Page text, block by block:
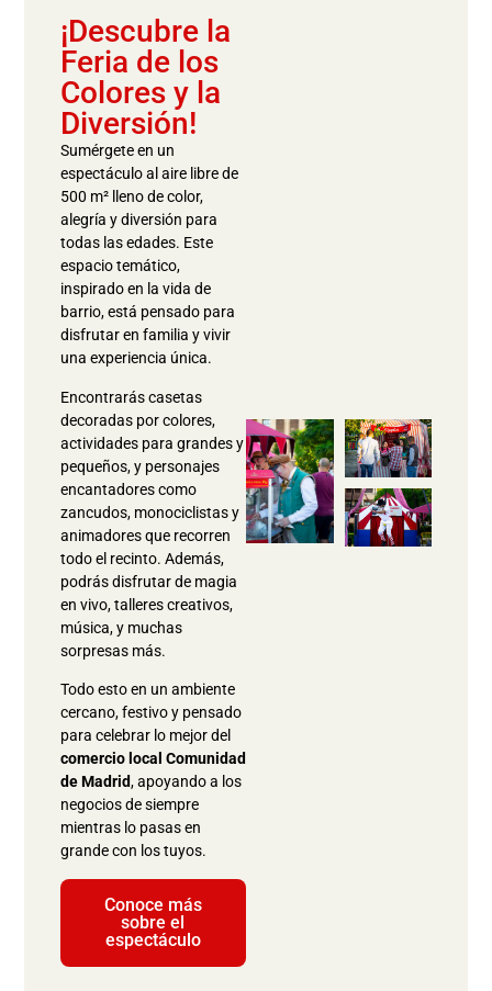
¡Descubre la
Feria de los
Colores y la
Diversión!
Sumérgete en un
espectáculo al aire libre de
500 m² lleno de color,
alegría y diversión para
todas las edades. Este
espacio temático,
inspirado en la vida de
barrio, está pensado para
disfrutar en familia y vivir
una experiencia única.
Encontrarás casetas
decoradas por colores,
actividades para grandes y
pequeños, y personajes
encantadores como
zancudos, monociclistas y
animadores que recorren
todo el recinto. Además,
podrás disfrutar de magia
en vivo, talleres creativos,
música, y muchas
sorpresas más.
Todo esto en un ambiente
cercano, festivo y pensado
para celebrar lo mejor del
comercio local Comunidad
de Madrid, apoyando a los
negocios de siempre
mientras lo pasas en
grande con los tuyos.
Conoce más
sobre el
espectáculo